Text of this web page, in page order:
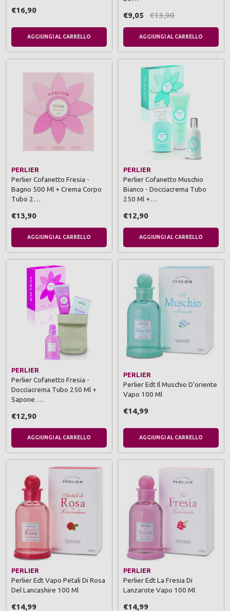
€16,90
AGGIUNGI AL CARRELLO
€9,05 €13,90
AGGIUNGI AL CARRELLO
PERLIER
Perlier Cofanetto Fresia -
Bagno 500 Ml + Crema Corpo
Tubo 2…
€13,90
AGGIUNGI AL CARRELLO
PERLIER
Perlier Cofanetto Muschio
Bianco - Docciacrema Tubo
250 Ml +…
€12,90
AGGIUNGI AL CARRELLO
PERLIER
Perlier Cofanetto Fresia -
Docciacrema Tubo 250 Ml +
Sapone …
€12,90
AGGIUNGI AL CARRELLO
PERLIER
Perlier Edt Il Muschio D'oriente
Vapo 100 Ml
€14,99
AGGIUNGI AL CARRELLO
PERLIER
Perlier Edt Vapo Petali Di Rosa
Del Lancashire 100 Ml
€14,99
PERLIER
Perlier Edt La Fresia Di
Lanzarote Vapo 100 Ml
€14,99